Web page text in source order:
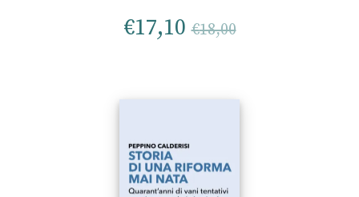
€17,10 €18,00